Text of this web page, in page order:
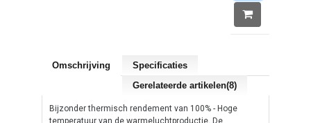
Omschrijving
Specificaties
Gerelateerde artikelen(8)
Bijzonder thermisch rendement van 100% - Hoge
temperatuur van de warmeluchtproductie. De